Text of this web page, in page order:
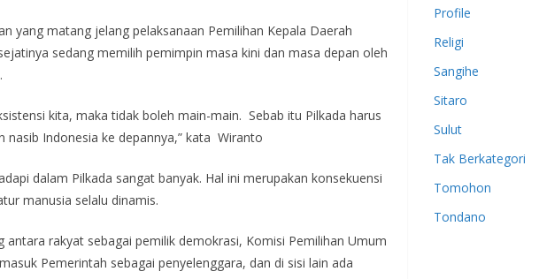
yang matang jelang pelaksanaan Pemilihan Kepala Daerah
sedang memilih pemimpin masa kini dan masa depan oleh
kita, maka tidak boleh main-main. Sebab itu Pilkada harus
Indonesia ke depannya,” kata Wiranto
dalam Pilkada sangat banyak. Hal ini merupakan konsekuensi
manusia selalu dinamis.
rakyat sebagai pemilik demokrasi, Komisi Pemilihan Umum
Pemerintah sebagai penyelenggara, dan di sisi lain ada
Profile
Religi
Sangihe
Sitaro
Sulut
Tak Berkategori
Tomohon
Tondano